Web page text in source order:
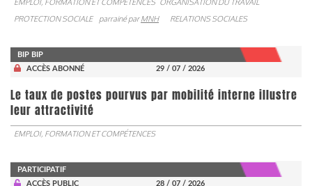
EMPLOI, FORMATION ET COMPÉTENCES ORGANISATION DU TRAVAIL
PROTECTION SOCIALE
parrainé parMNH RELATIONS SOCIALES
BIP BIP
ACCÈS ABONNÉ
29 / 07 / 2026
Le taux de postes pourvus par mobilité interne illustre
leur attractivité
EMPLOI, FORMATION ET COMPÉTENCES
PARTICIPATIF
ACCÈS PUBLIC
28 / 07 / 2026